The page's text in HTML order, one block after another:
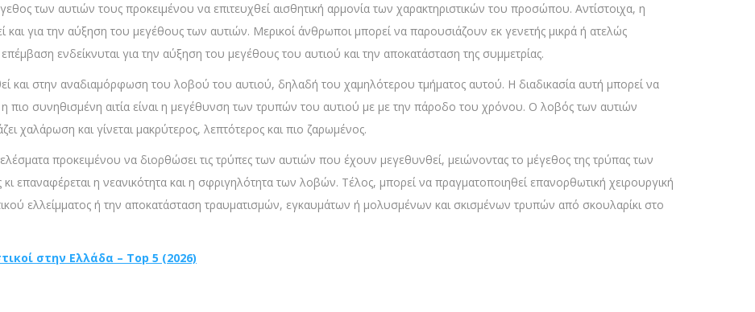
των αυτιών τους προκειμένου να επιτευχθεί αισθητική αρμονία των χαρακτηριστικών του προσώπου. Αντίστοιχα, η
για την αύξηση του μεγέθους των αυτιών. Μερικοί άνθρωποι μπορεί να παρουσιάζουν εκ γενετής μικρά ή ατελώς
ενδείκνυται για την αύξηση του μεγέθους του αυτιού και την αποκατάσταση της συμμετρίας.
και στην αναδιαμόρφωση του λοβού του αυτιού, δηλαδή του χαμηλότερου τμήματος αυτού. Η διαδικασία αυτή μπορεί να
πιο συνηθισμένη αιτία είναι η μεγέθυνση των τρυπών του αυτιού με με την πάροδο του χρόνου. Ο λοβός των αυτιών
χαλάρωση και γίνεται μακρύτερος, λεπτότερος και πιο ζαρωμένος.
προκειμένου να διορθώσει τις τρύπες των αυτιών που έχουν μεγεθυνθεί, μειώνοντας το μέγεθος της τρύπας των
επαναφέρεται η νεανικότητα και η σφριγηλότητα των λοβών. Τέλος, μπορεί να πραγματοποιηθεί επανορθωτική χειρουργική
ελλείμματος ή την αποκατάσταση τραυματισμών, εγκαυμάτων ή μολυσμένων και σκισμένων τρυπών από σκουλαρίκι στο
στην Ελλάδα – Top 5 (2026)